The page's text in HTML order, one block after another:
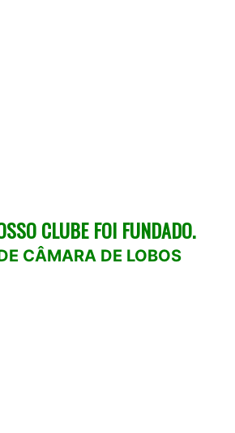
CLUBE FOI FUNDADO.
CÂMARA DE LOBOS